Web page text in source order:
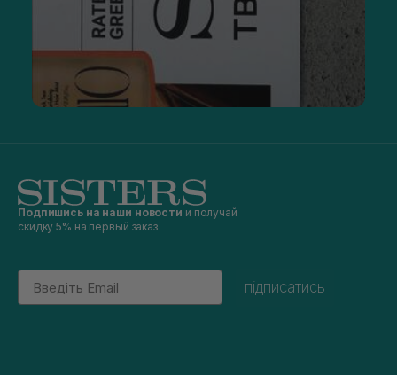
Подпишись на наши новости и получай
скидку 5% на первый заказ
Email
підписатись